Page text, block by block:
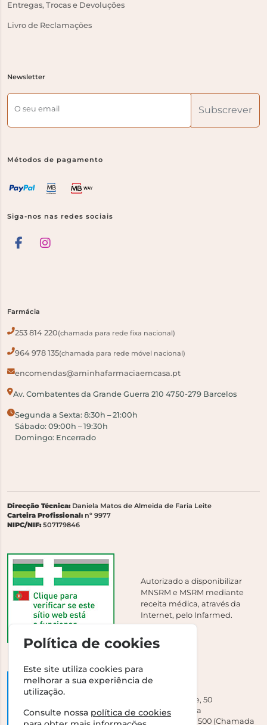
Entregas, Trocas e Devoluções
Livro de Reclamações
Newsletter
O seu email Subscrever
Métodos de pagamento
Siga-nos nas redes sociais
Farmácia
253 814 220(chamada para rede fixa nacional)
964 978 135(chamada para rede móvel nacional)
encomendas@aminhafarmaciaemcasa.pt
Av. Combatentes da Grande Guerra 210 4750-279 Barcelos
Segunda a Sexta: 8:30h – 21:00h
Sábado: 09:00h – 19:30h
Domingo: Encerrado
Direcção Técnica: Daniela Matos de Almeida de Faria Leite
Carteira Profissional: nº 9977
NIPC/NIF: 507179846
Autorizado a disponibilizar
MNSRM e MSRM mediante
receita médica, através da
Internet, pelo Infarmed.
Campo Grande, 50
1700-093 Lisboa
Tel +351 213 239 500 (Chamada
Política de cookies
Este site utiliza cookies para
melhorar a sua experiência de
utilização.
Consulte nossa política de cookies